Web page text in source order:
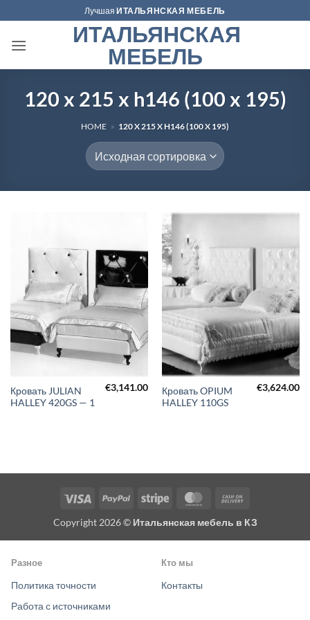
to
content
ЛучшаяИТАЛЬЯНСКАЯ МЕБЕЛЬ
ИТАЛЬЯНСКАЯ
МЕБЕЛЬ
120 x 215 x h146 (100 x 195)
HOME » 120 X 215 X H146 (100 X 195)
Кровать JULIAN
HALLEY 420GS — 1
€3,141.00
Кровать OPIUM
HALLEY 110GS
€3,624.00
Visa PayPal Stripe MasterCard
Delivery
Copyright 2026 © Итальянская мебель в КЗ
Разное
Политика точности
Работа с источниками
Кто мы
Контакты